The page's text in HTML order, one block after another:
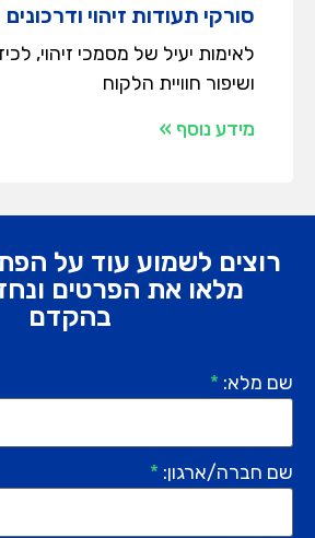
סורקי תעודות זיהוי ודרכונים
לאימות יעיל של מסמכי זיהוי,
ושיפור חוויית הלקוח
מידע נוסף »
רוצים לשמוע עוד על
מלאו את הפרטים
בהקדם
שם מלא: *
שם חברה/ארגון: *